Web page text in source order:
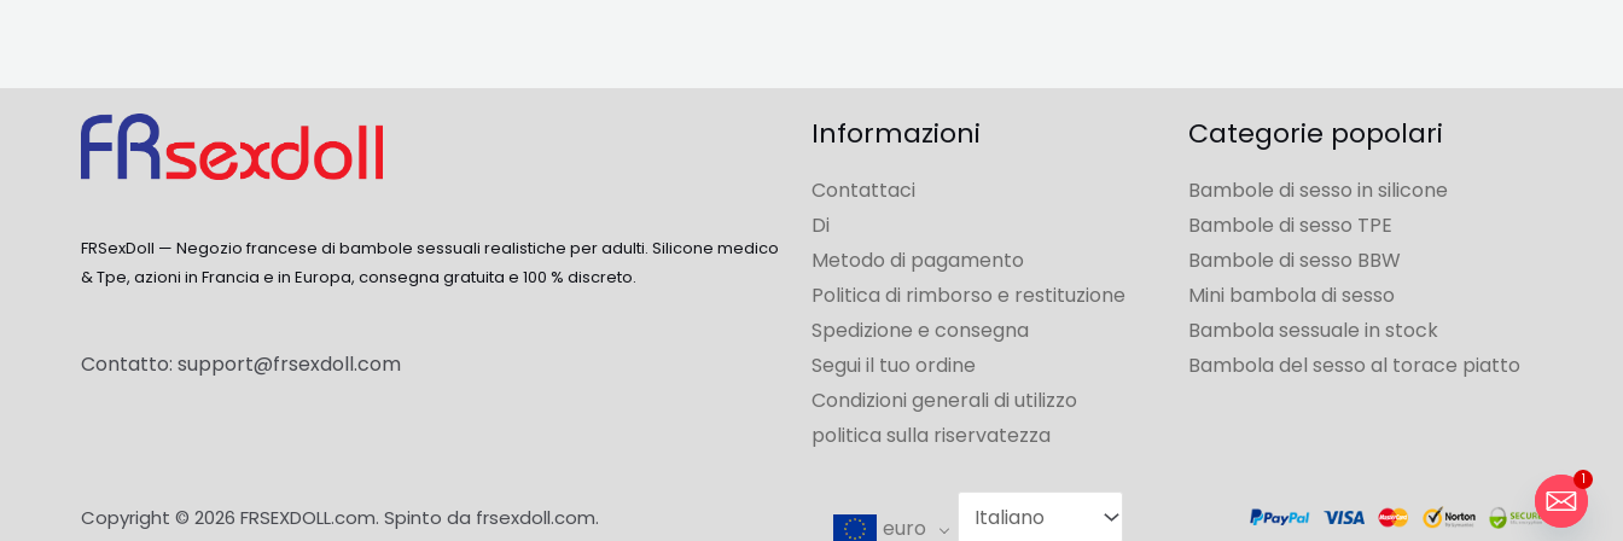
FRSexDoll — Negozio francese di bambole sessuali realistiche per adulti. Silicone medico
& Tpe, azioni in Francia e in Europa, consegna gratuita e 100 % discreto.
Contatto:support@frsexdoll.com
Informazioni
Contattaci
Di
Metodo di pagamento
Politica di rimborso e restituzione
Spedizione e consegna
Segui il tuo ordine
Condizioni generali di utilizzo
politica sulla riservatezza
Categorie popolari
Bambole di sesso in silicone
Bambole di sesso TPE
Bambole di sesso BBW
Mini bambola di sesso
Bambola sessuale in stock
Bambola del sesso al torace piatto
Copyright © 2026 FRSEXDOLL.com. Spinto da frsexdoll.com. euro
1